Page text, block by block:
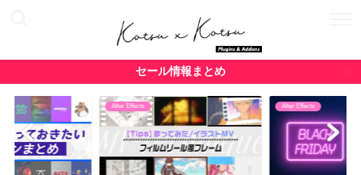
セール情報まとめ
After Effects After Effects